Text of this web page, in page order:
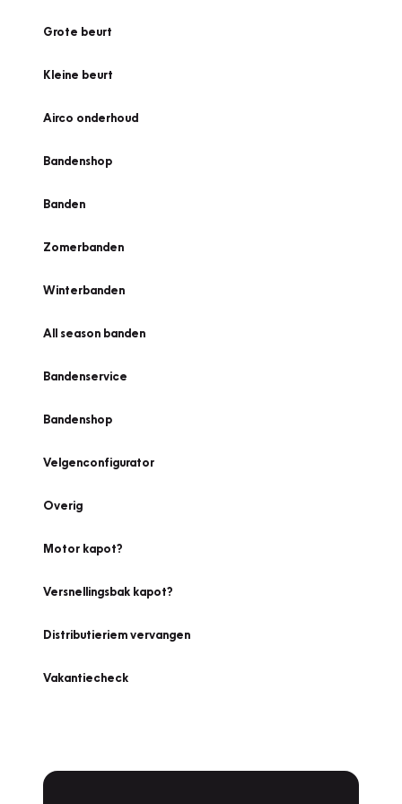
Grote beurt
Kleine beurt
Airco onderhoud
Bandenshop
Banden
Zomerbanden
Winterbanden
All season banden
Bandenservice
Bandenshop
Velgenconfigurator
Overig
Motor kapot?
Versnellingsbak kapot?
Distributieriem vervangen
Vakantiecheck